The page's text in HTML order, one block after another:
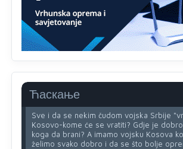
Ћаскање
Анонимно2806721
791 BiH nije priznala Kosovo kao
državu jer genocidna tvorevina pravi
recimo Srbija je davnopriznala.Na
proizvodu iz Srbije stoji -uvoznik za
Анонимно2806721
Sve i da se nekim čudom vojska Srbije
Kosovo-kome će se vratiti? Gdje je
koga da brani? A imamo vojsku Kosova
želimo svako dobro i da se što bolje